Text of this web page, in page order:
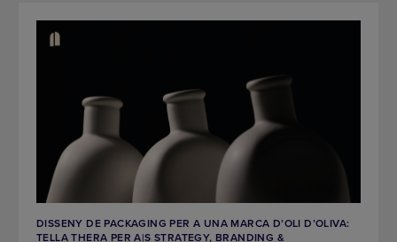
DISSENY DE PACKAGING PER A UNA MARCA D’OLI D’OLIVA:
TELLA THERA PER A|S STRATEGY, BRANDING &